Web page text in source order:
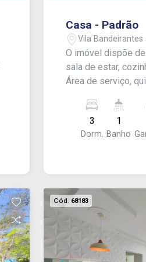
novo padrão de
Casa - Padrão
Vila
O imóvel dispõe
sala de estar,
Área de serviço,
3
Dorm.
1
Banho
Cód. 68183